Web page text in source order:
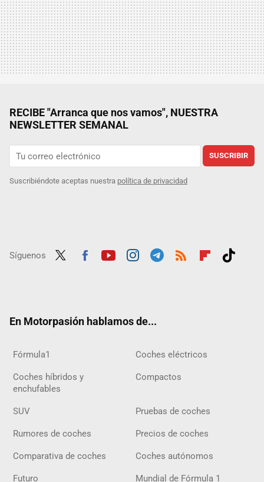
RECIBE "Arranca que nos vamos", NUESTRA
NEWSLETTER SEMANAL
SUSCRIBIR
Suscribiéndote aceptas nuestra política de privacidad
Síguenos
En Motorpasión hablamos de...
Fórmula1 Coches eléctricos
Coches híbridos y
enchufables
Compactos
SUV Pruebas de coches
Rumores de coches Precios de coches
Comparativa de coches Coches autónomos
Futuro Mundial de Fórmula 1